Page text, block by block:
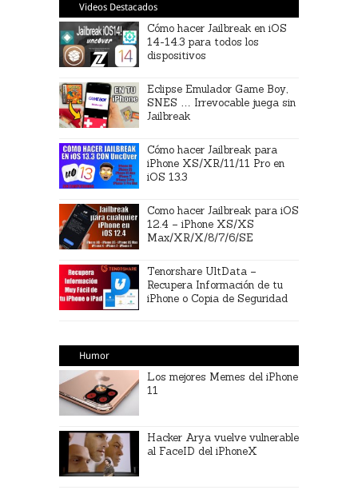
Videos Destacados
Cómo hacer Jailbreak en iOS
14-14.3 para todos los
dispositivos
Eclipse Emulador Game Boy,
SNES … Irrevocable juega sin
Jailbreak
Cómo hacer Jailbreak para
iPhone XS/XR/11/11 Pro en
iOS 13.3
Como hacer Jailbreak para iOS
12.4 – iPhone XS/XS
Max/XR/X/8/7/6/SE
Tenorshare UltData –
Recupera Información de tu
iPhone o Copia de Seguridad
Humor
Los mejores Memes del iPhone
11
Hacker Arya vuelve vulnerable
al FaceID del iPhoneX